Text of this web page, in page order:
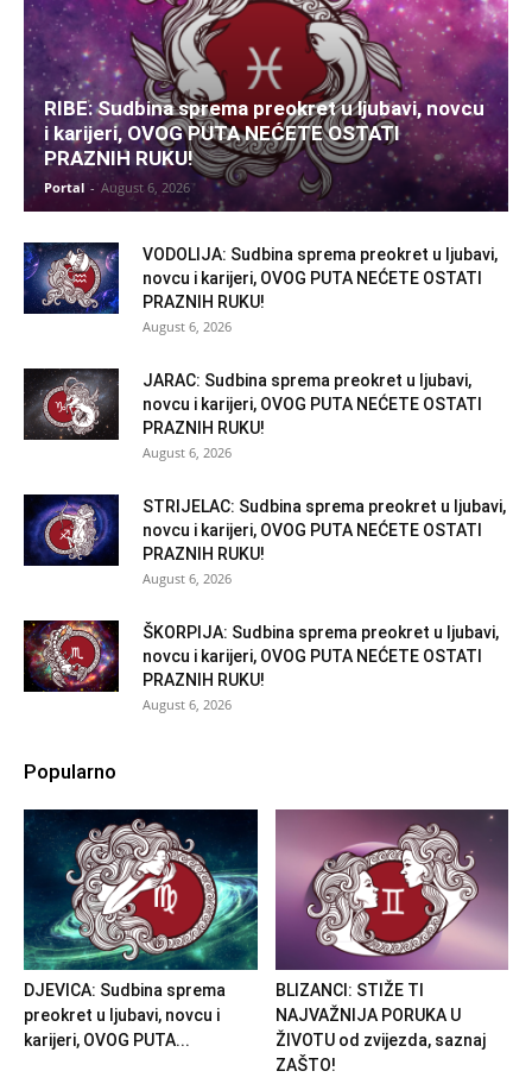
RIBE: Sudbina sprema preokret u ljubavi, novcu
i karijeri, OVOG PUTA NEĆETE OSTATI
PRAZNIH RUKU!
Portal - August 6, 2026
VODOLIJA: Sudbina sprema preokret u ljubavi,
novcu i karijeri, OVOG PUTA NEĆETE OSTATI
PRAZNIH RUKU!
August 6, 2026
JARAC: Sudbina sprema preokret u ljubavi,
novcu i karijeri, OVOG PUTA NEĆETE OSTATI
PRAZNIH RUKU!
August 6, 2026
STRIJELAC: Sudbina sprema preokret u ljubavi,
novcu i karijeri, OVOG PUTA NEĆETE OSTATI
PRAZNIH RUKU!
August 6, 2026
ŠKORPIJA: Sudbina sprema preokret u ljubavi,
novcu i karijeri, OVOG PUTA NEĆETE OSTATI
PRAZNIH RUKU!
August 6, 2026
Popularno
DJEVICA: Sudbina sprema
preokret u ljubavi, novcu i
karijeri, OVOG PUTA...
BLIZANCI: STIŽE TI
NAJVAŽNIJA PORUKA U
ŽIVOTU od zvijezda, saznaj
ZAŠTO!